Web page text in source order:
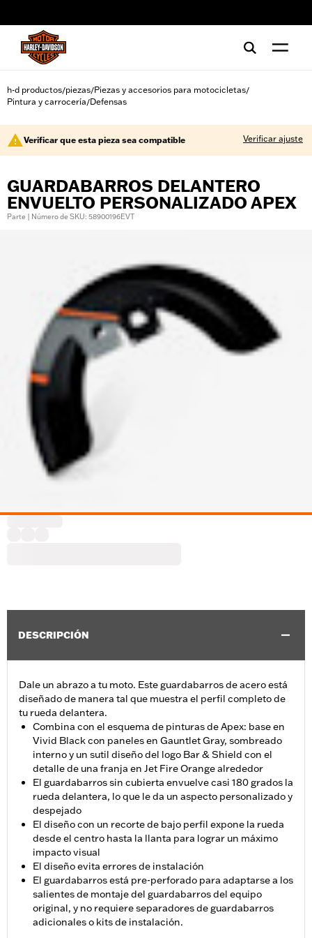
h-d productos/piezas/Piezas y accesorios para motocicletas/
Pintura y carrocería/Defensas
Verificar que esta pieza sea compatible Verificar ajuste
GUARDABARROS DELANTERO
ENVUELTO PERSONALIZADO APEX
Parte | Número de SKU: 58900196EVT
DESCRIPCIÓN
Dale un abrazo a tu moto. Este guardabarros de acero está
diseñado de manera tal que muestra el perfil completo de
tu rueda delantera.
Combina con el esquema de pinturas de Apex: base en
Vivid Black con paneles en Gauntlet Gray, sombreado
interno y un sutil diseño del logo Bar & Shield con el
detalle de una franja en Jet Fire Orange alrededor
El guardabarros sin cubierta envuelve casi 180 grados la
rueda delantera, lo que le da un aspecto personalizado y
despejado
El diseño con un recorte de bajo perfil expone la rueda
desde el centro hasta la llanta para lograr un máximo
impacto visual
El diseño evita errores de instalación
El guardabarros está pre-perforado para adaptarse a los
salientes de montaje del guardabarros del equipo
original, y no requiere separadores de guardabarros
adicionales o kits de instalación.